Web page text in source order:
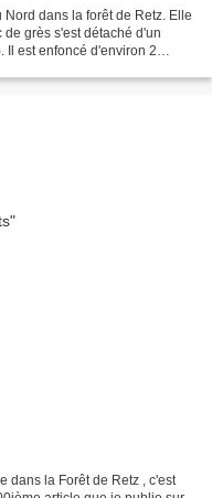
dans la forêt de Retz. Elle
grès s'est détaché d'un
Il est enfoncé d'environ 2
dans la Forêt de Retz , c'est